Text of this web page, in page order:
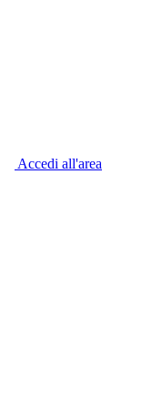
Accedi all'area